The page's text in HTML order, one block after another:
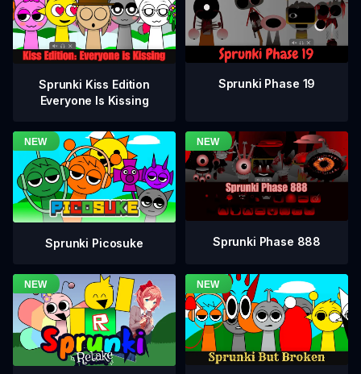
Sprunki Kiss Edition
Everyone Is Kissing
Sprunki Phase 19
Sprunki Picosuke Sprunki Phase 888